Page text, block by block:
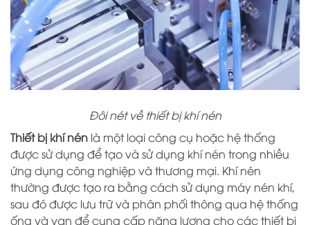
Đôi nét về thiết bị khí nén
Thiết bị khí nén là một loại công cụ hoặc hệ thống
được sử dụng để tạo và sử dụng khí nén trong nhiều
ứng dụng công nghiệp và thương mại. Khí nén
thường được tạo ra bằng cách sử dụng máy nén khí,
sau đó được lưu trữ và phân phối thông qua hệ thống
ống và van để cung cấp năng lượng cho các thiết bị